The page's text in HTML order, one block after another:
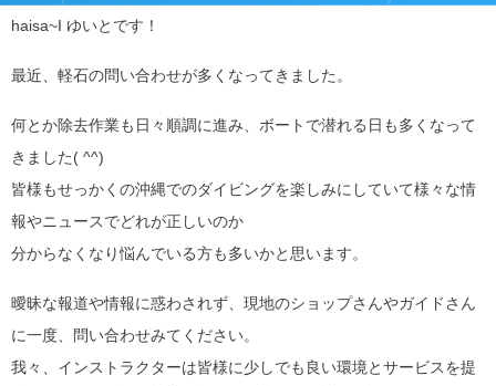
沖縄でおすすめのダイビングスポット
女子旅 水納島ファンダイビング・沖縄北部離島ツアー♪
haisa~I ゆいとです！
最近、軽石の問い合わせが多くなってきました。
何とか除去作業も日々順調に進み、ボートで潜れる日も多くなって
きました( ^^)
皆様もせっかくの沖縄でのダイビングを楽しみにしていて様々な情
報やニュースでどれが正しいのか
分からなくなり悩んでいる方も多いかと思います。
曖昧な報道や情報に惑わされず、現地のショップさんやガイドさん
に一度、問い合わせみてください。
我々、インストラクターは皆様に少しでも良い環境とサービスを提